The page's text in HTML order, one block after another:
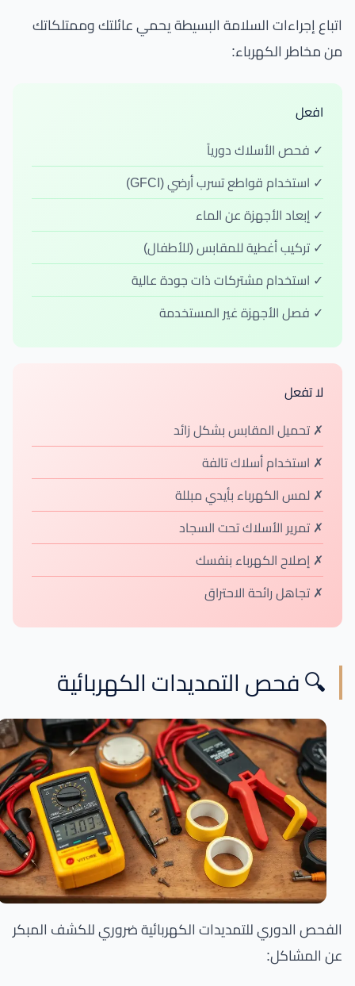
اتباع إجراءات السلامة البسيطة يحمي عائلتك وممتلكاتك
من مخاطر الكهرباء:
افعل
✓ فحص الأسلاك دورياً
✓ استخدام قواطع تسرب أرضي (GFCI)
✓ إبعاد الأجهزة عن الماء
✓ تركيب أغطية للمقابس (للأطفال)
✓ استخدام مشتركات ذات جودة عالية
✓ فصل الأجهزة غير المستخدمة
لا تفعل
✗ تحميل المقابس بشكل زائد
✗ استخدام أسلاك تالفة
✗ لمس الكهرباء بأيدي مبللة
✗ تمرير الأسلاك تحت السجاد
✗ إصلاح الكهرباء بنفسك
✗ تجاهل رائحة الاحتراق
🔍 فحص التمديدات الكهربائية
الفحص الدوري للتمديدات الكهربائية ضروري للكشف المبكر
عن المشاكل: